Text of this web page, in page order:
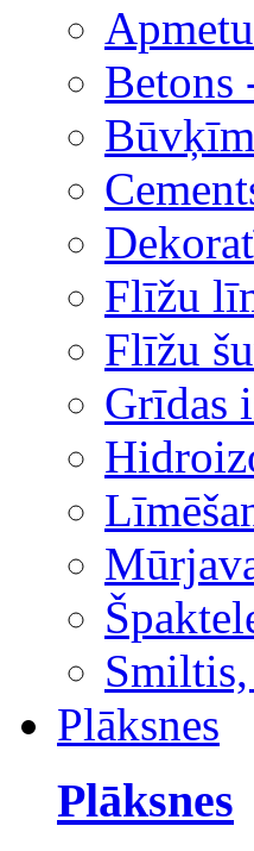
Betons
Flīžu
Flīžu
Grīdas
Smiltis,
Plāksnes
Plāksnes